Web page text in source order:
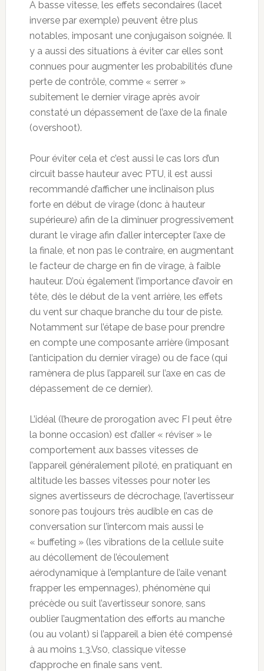
À basse vitesse, les effets secondaires (lacet
inverse par exemple) peuvent être plus
notables, imposant une conjugaison soignée. Il
y a aussi des situations à éviter car elles sont
connues pour augmenter les probabilités d’une
perte de contrôle, comme « serrer »
subitement le dernier virage après avoir
constaté un dépassement de l’axe de la finale
(overshoot).
Pour éviter cela et c’est aussi le cas lors d’un
circuit basse hauteur avec PTU, il est aussi
recommandé d’afficher une inclinaison plus
forte en début de virage (donc à hauteur
supérieure) afin de la diminuer progressivement
durant le virage afin d’aller intercepter l’axe de
la finale, et non pas le contraire, en augmentant
le facteur de charge en fin de virage, à faible
hauteur. D’où également l’importance d’avoir en
tête, dès le début de la vent arrière, les effets
du vent sur chaque branche du tour de piste.
Notamment sur l’étape de base pour prendre
en compte une composante arrière (imposant
l’anticipation du dernier virage) ou de face (qui
ramènera de plus l’appareil sur l’axe en cas de
dépassement de ce dernier).
L’idéal (l’heure de prorogation avec FI peut être
la bonne occasion) est d’aller « réviser » le
comportement aux basses vitesses de
l’appareil généralement piloté, en pratiquant en
altitude les basses vitesses pour noter les
signes avertisseurs de décrochage, l’avertisseur
sonore pas toujours très audible en cas de
conversation sur l’intercom mais aussi le
« buffeting » (les vibrations de la cellule suite
au décollement de l’écoulement
aérodynamique à l’emplanture de l’aile venant
frapper les empennages), phénomène qui
précède ou suit l’avertisseur sonore, sans
oublier l’augmentation des efforts au manche
(ou au volant) si l’appareil a bien été compensé
à au moins 1,3.Vs0, classique vitesse
d’approche en finale sans vent.